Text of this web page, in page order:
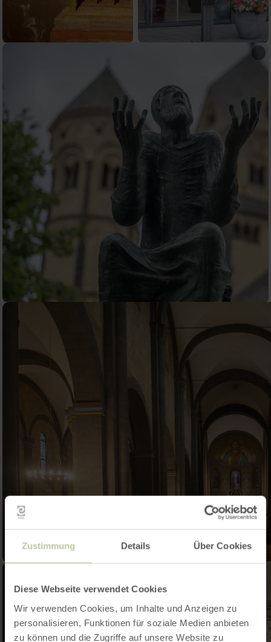
Zustimmung Details Über Cookies
Diese Webseite verwendet Cookies
Wir verwenden Cookies, um Inhalte und Anzeigen zu
personalisieren, Funktionen für soziale Medien anbieten
zu können und die Zugriffe auf unsere Website zu